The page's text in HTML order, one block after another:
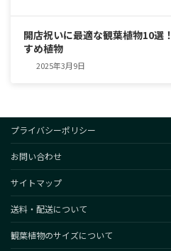
開店祝いに最適な観葉植物10選
すめ植物
2025年3月9日
プライバシーポリシー
お問い合わせ
サイトマップ
送料・配送について
観葉植物のサイズについて